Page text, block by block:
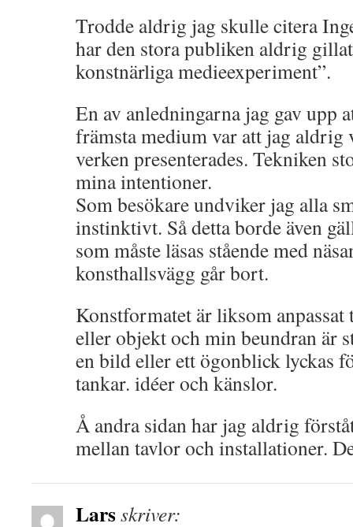
Trodde aldrig jag skulle citera
har den stora publiken aldrig
konstnärliga medieexperiment”.
En av anledningarna jag gav upp
främsta medium var att jag aldrig
verken presenterades. Tekniken
mina intentioner.
Som besökare undviker jag alla
instinktivt. Så detta borde även
som måste läsas stående med
konsthallsvägg går bort.
Konstformatet är liksom
eller objekt och min beundran är
en bild eller ett ögonblick lyckas
tankar. idéer och känslor.
Å andra sidan har jag aldrig
mellan tavlor och installationer.
Larsskriver: